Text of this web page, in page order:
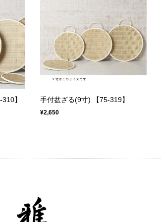
】 手付盆ざる(9寸) 【75-319】
¥2,650